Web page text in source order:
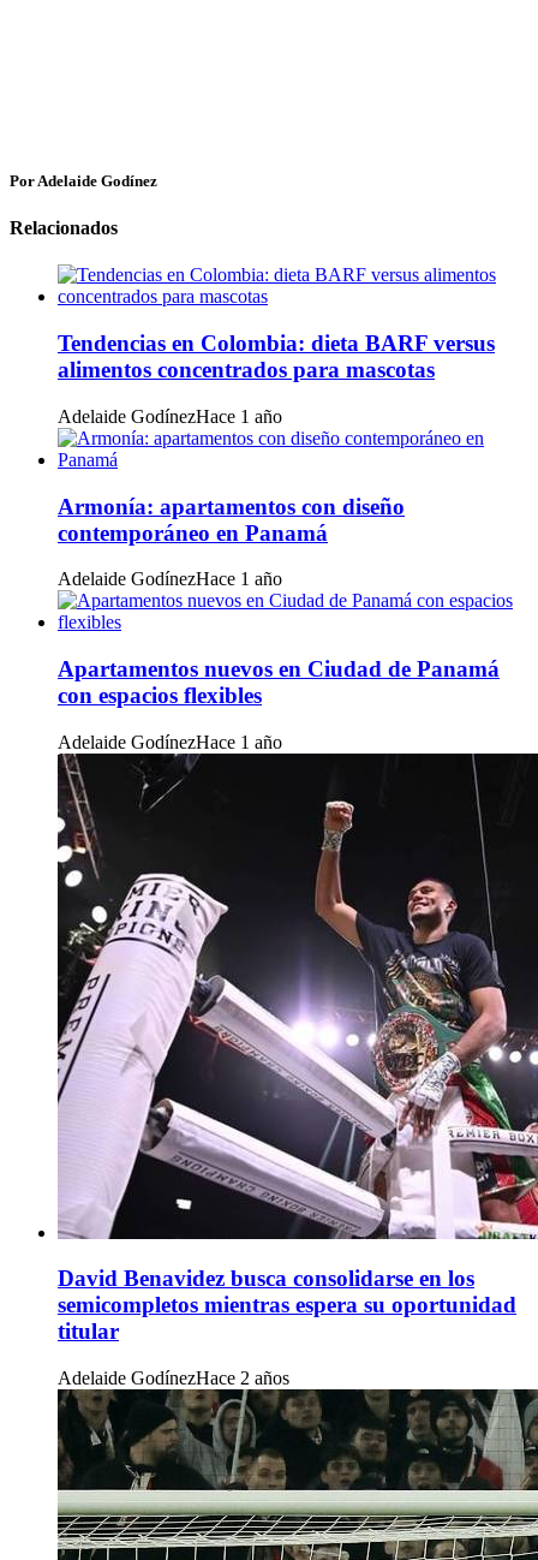
Por Adelaide Godínez
Relacionados
Tendencias en Colombia: dieta BARF versus
alimentos concentrados para mascotas
Adelaide GodínezHace 1 año
Armonía: apartamentos con diseño
contemporáneo en Panamá
Adelaide GodínezHace 1 año
Apartamentos nuevos en Ciudad de Panamá
con espacios flexibles
Adelaide GodínezHace 1 año
David Benavidez busca consolidarse en los
semicompletos mientras espera su oportunidad
titular
Adelaide GodínezHace 2 años